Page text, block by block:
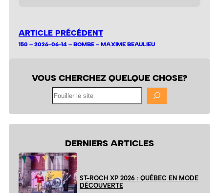
ARTICLE PRÉCÉDENT
150 – 2026-06-14 – BOMBE – MAXIME BEAULIEU
VOUS CHERCHEZ QUELQUE CHOSE?
DERNIERS ARTICLES
ST-ROCH XP 2026 : QUÉBEC EN MODE
DÉCOUVERTE